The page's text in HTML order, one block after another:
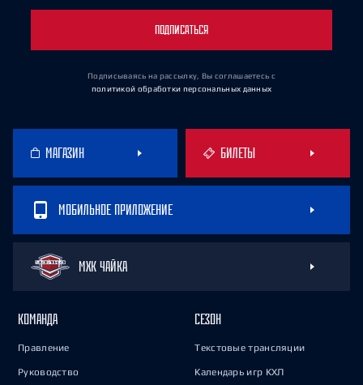
ПОДПИСАТЬСЯ
Подписываясь на рассылку, Вы соглашаетесь с
политикой обработки персональных данных
МАГАЗИН БИЛЕТЫ
МОБИЛЬНОЕ ПРИЛОЖЕНИЕ
МХК ЧАЙКА
КОМАНДА
Правление
Руководство
СЕЗОН
Текстовые трансляции
Календарь игр КХЛ